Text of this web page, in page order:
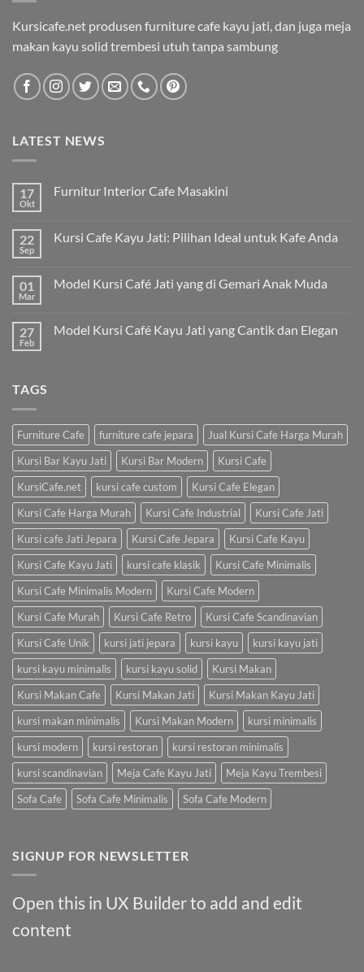
Kursicafe.net produsen furniture cafe kayu jati, dan juga meja
makan kayu solid trembesi utuh tanpa sambung
LATEST NEWS
17
Okt
Furnitur Interior Cafe Masakini
22
Sep
Kursi Cafe Kayu Jati: Pilihan Ideal untuk Kafe Anda
01
Mar
Model Kursi Café Jati yang di Gemari Anak Muda
27
Feb
Model Kursi Café Kayu Jati yang Cantik dan Elegan
TAGS
Furniture Cafe furniture cafe jepara
Jual Kursi Cafe Harga Murah
Kursi Bar Kayu Jati
Kursi Bar Modern
Kursi Cafe
KursiCafe.net
kursi cafe custom
Kursi Cafe Elegan
Kursi Cafe Harga Murah
Kursi Cafe Industrial
Kursi Cafe Jati
Kursi cafe Jati Jepara
Kursi Cafe Jepara
Kursi Cafe Kayu
Kursi Cafe Kayu Jati
kursi cafe klasik
Kursi Cafe Minimalis
Kursi Cafe Minimalis Modern
Kursi Cafe Modern
Kursi Cafe Murah
Kursi Cafe Retro
Kursi Cafe Scandinavian
Kursi Cafe Unik
kursi jati jepara kursi kayu
kursi kayu jati
kursi kayu minimalis
kursi kayu solid
Kursi Makan
Kursi Makan Cafe
Kursi Makan Jati
Kursi Makan Kayu Jati
kursi makan minimalis
Kursi Makan Modern
kursi minimalis
kursi modern
kursi restoran
kursi restoran minimalis
kursi scandinavian
Meja Cafe Kayu Jati
Meja Kayu Trembesi
Sofa Cafe
Sofa Cafe Minimalis Sofa Cafe Modern
SIGNUP FOR NEWSLETTER
Open this in UX Builder to add and edit
content